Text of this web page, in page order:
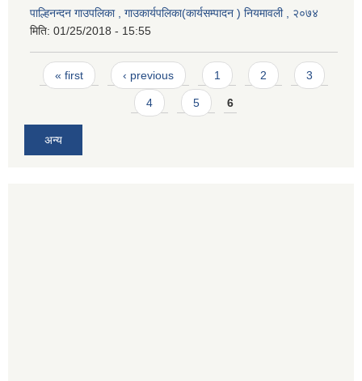
पाल्हिनन्दन गाउपलिका , गाउकार्यपलिका(कार्यसम्पादन ) नियमावली , २०७४
मिति: 01/25/2018 - 15:55
Pages
« first ‹ previous 1 2 3
4 5 6
अन्य